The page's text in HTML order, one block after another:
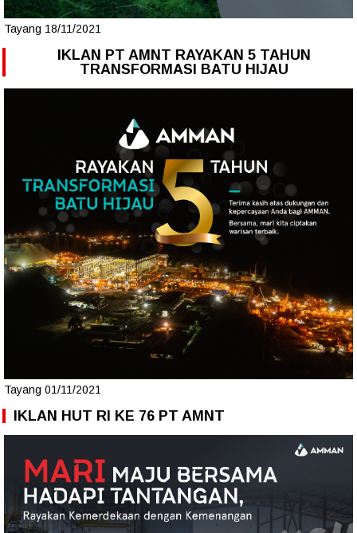
Tayang 18/11/2021
IKLAN PT AMNT RAYAKAN 5 TAHUN
TRANSFORMASI BATU HIJAU
Tayang 01/11/2021
IKLAN HUT RI KE 76 PT AMNT